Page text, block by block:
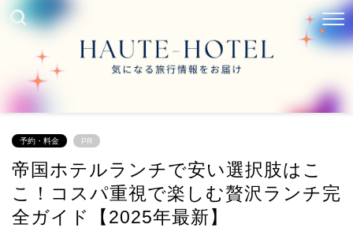
予約・料金 PR
帝国ホテルランチで安い選択肢はこ
こ！コスパ重視で楽しむ贅沢ランチ完
全ガイド【2025年最新】